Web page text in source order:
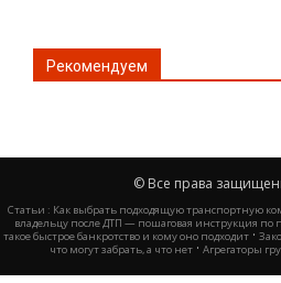
Рекомендуем
© Все права
Статьи : Как выбрать подходящую транспортную
владельцу после ДТП — пошаговая инструкция
такое быстрое банкротство и кому оно подходит ·
что могут забрать, а что нет· Агрегаторы